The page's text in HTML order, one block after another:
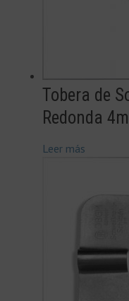
Tobera de
Redonda
Leer más